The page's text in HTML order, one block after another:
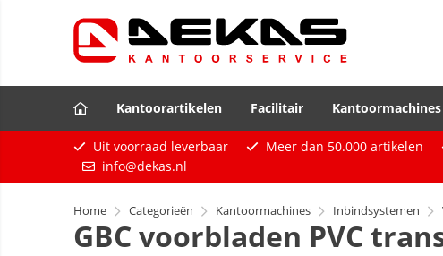
Kantoorartikelen Facilitair Kantoormachines
Uit voorraad leverbaar Meer dan 50.000 artikelen
info@dekas.nl
Home Categorieën Kantoormachines Inbindsystemen
GBC voorbladen PVC